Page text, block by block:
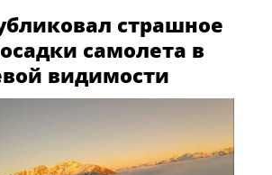
страшное
самолета в
видимости